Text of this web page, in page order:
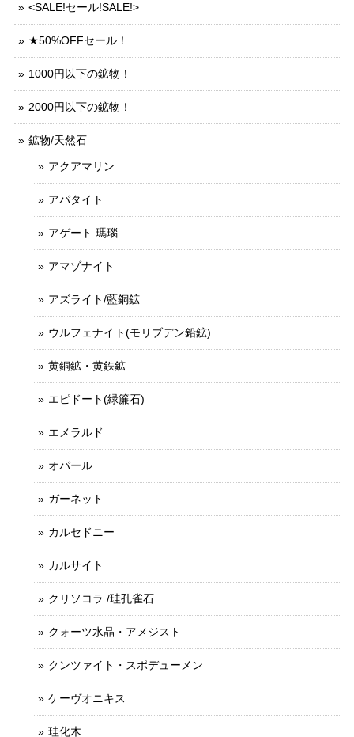
<SALE!セール!SALE!>
★50%OFFセール！
1000円以下の鉱物！
2000円以下の鉱物！
鉱物/天然石
アクアマリン
アパタイト
アゲート 瑪瑙
アマゾナイト
アズライト/藍銅鉱
ウルフェナイト(モリブデン鉛鉱)
黄銅鉱・黄鉄鉱
エピドート(緑簾石)
エメラルド
オパール
ガーネット
カルセドニー
カルサイト
クリソコラ /珪孔雀石
クォーツ水晶・アメジスト
クンツァイト・スポデューメン
ケーヴオニキス
珪化木